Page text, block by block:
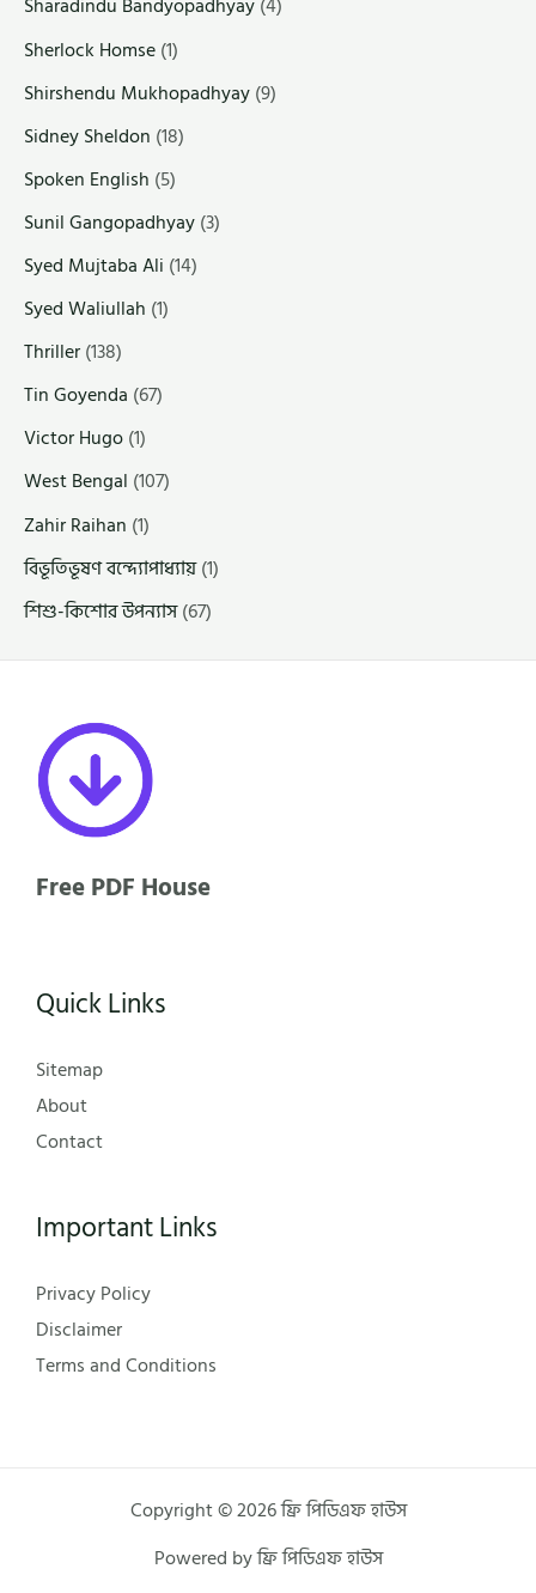
Sharadindu Bandyopadhyay(4)
Sherlock Homse(1)
Shirshendu Mukhopadhyay(9)
Sidney Sheldon (18)
Spoken English (5)
Sunil Gangopadhyay(3)
Syed Mujtaba Ali (14)
Syed Waliullah (1)
Thriller(138)
Tin Goyenda (67)
Victor Hugo(1)
West Bengal (107)
Zahir Raihan (1)
বিভূতিভূষণ বন্দ্যোপাধ্যায়(1)
শিশু-কিশোর উপন্যাস(67)
Free PDF House
Quick Links
Sitemap
About
Contact
Important Links
Privacy Policy
Disclaimer
Terms and Conditions
Copyright © 2026 ফ্রি পিডিএফ হাউস
Powered by ফ্রি পিডিএফ হাউস